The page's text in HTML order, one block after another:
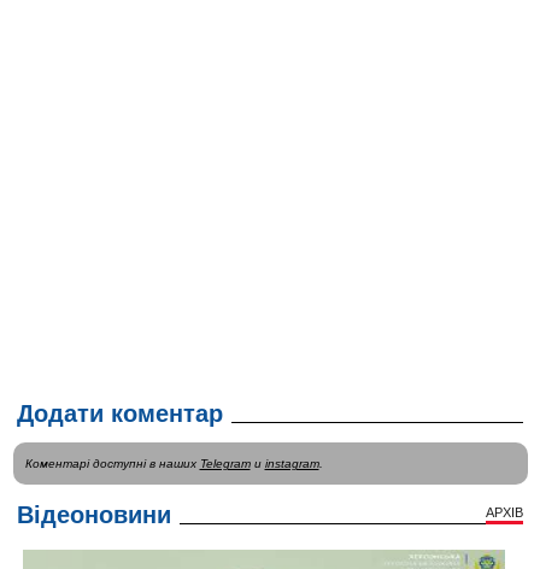
Додати коментар
Коментарі доступні в наших Telegramи instagram.
Відеоновини АРХІВ